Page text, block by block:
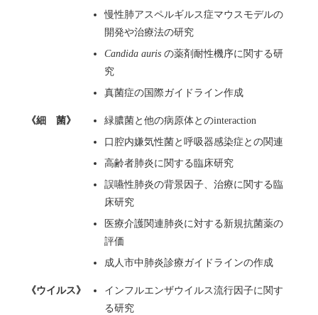
慢性肺アスペルギルス症マウスモデルの
開発や治療法の研究
Candida auris の薬剤耐性機序に関する研
究
真菌症の国際ガイドライン作成
《細 菌》
緑膿菌と他の病原体とのinteraction
口腔内嫌気性菌と呼吸器感染症との関連
高齢者肺炎に関する臨床研究
誤嚥性肺炎の背景因子、治療に関する臨
床研究
医療介護関連肺炎に対する新規抗菌薬の
評価
成人市中肺炎診療ガイドラインの作成
《ウイルス》
インフルエンザウイルス流行因子に関す
る研究